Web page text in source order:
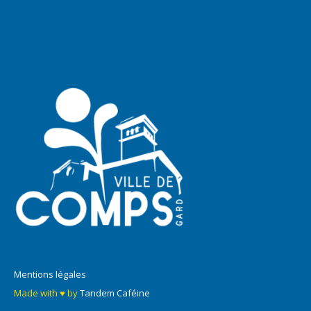
Mentions légales
Made with ♥ byTandem Caféine